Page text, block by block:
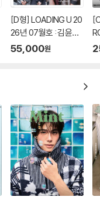
[D형] LOADING U 20
26년 07월호 : 김윤식
&박시우 커버 (A형 잡
55,000원
8
+